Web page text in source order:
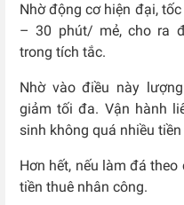
Nhờ động cơ hiện đại,
– 30 phút/ mẻ, cho ra
trong tích tắc.
Nhờ vào điều này
giảm tối đa. Vận hành
sinh không quá nhiều tiền
Hơn hết, nếu làm đá
tiền thuê nhân công.